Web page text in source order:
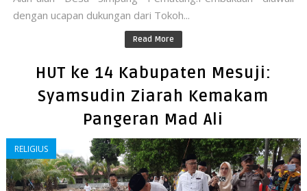
dengan ucapan dukungan dari Tokoh...
Read More
HUT ke 14 Kabupaten Mesuji:
Syamsudin Ziarah Kemakam
Pangeran Mad Ali
RELIGIUS